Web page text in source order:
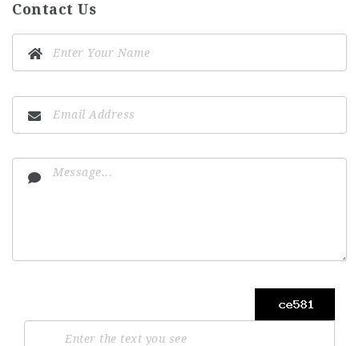
Contact Us